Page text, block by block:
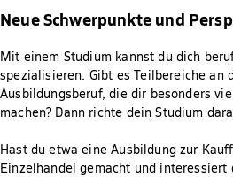
Neue Schwerpunkte und
Mit einem Studium kannst du dich
spezialisieren. Gibt es Teilbereiche an
Ausbildungsberuf, die dir besonders
machen? Dann richte dein Studium
Hast du etwa eine Ausbildung zur
Einzelhandel gemacht und interessiert